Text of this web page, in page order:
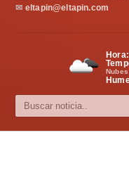
Política
Cultura
✉ eltapin@eltapin.com
Nubes